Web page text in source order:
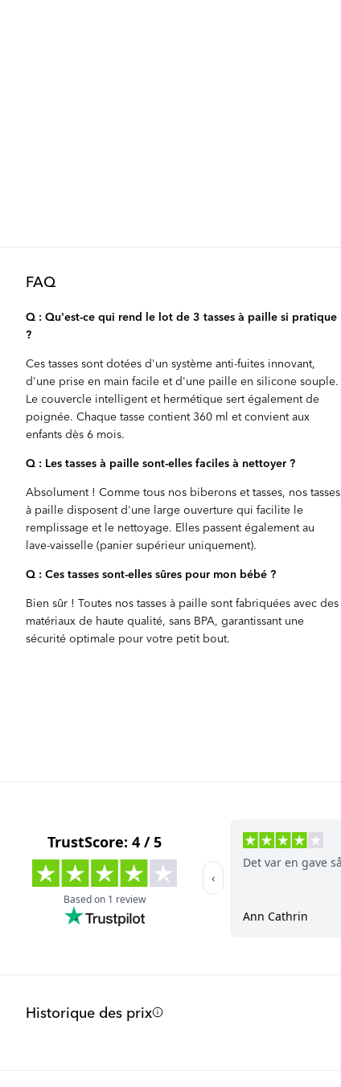
FAQ
Q : Qu'est-ce qui rend le lot de 3 tasses à paille si pratique
?
Ces tasses sont dotées d'un système anti-fuites innovant,
d'une prise en main facile et d'une paille en silicone souple.
Le couvercle intelligent et hermétique sert également de
poignée. Chaque tasse contient 360 ml et convient aux
enfants dès 6 mois.
Q : Les tasses à paille sont-elles faciles à nettoyer ?
Absolument ! Comme tous nos biberons et tasses, nos tasses
à paille disposent d'une large ouverture qui facilite le
remplissage et le nettoyage. Elles passent également au
lave-vaisselle (panier supérieur uniquement).
Q : Ces tasses sont-elles sûres pour mon bébé ?
Bien sûr ! Toutes nos tasses à paille sont fabriquées avec des
matériaux de haute qualité, sans BPA, garantissant une
sécurité optimale pour votre petit bout.
Historique des prix